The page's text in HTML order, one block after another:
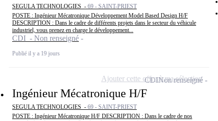
SEGULA TECHNOLOGIES - 69 - SAINT-PRIEST
POSTE : Ingénieur Mécatronique Développement Model Based Design H/F
DESCRIPTION : Dans le cadre de différents projets dans le secteur du véhicule
industriel, vous prenez en charge le développement...
CDI - Non renseigné
Publié il y a 19 jours
Ingénieur Mécatronique H/F
SEGULA TECHNOLOGIES - 69 - SAINT-PRIEST
POSTE : Ingénieur Mécatronique H/F DESCRIPTION : Dans le cadre de nos
CDINon renseigné
Ajouter cette offre à ma sélection